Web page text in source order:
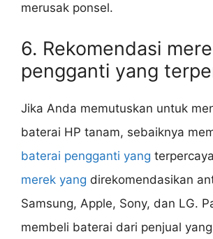
merusak ponsel.
6. Rekomendasi
pengganti yang
Jika Anda memutuskan untuk
baterai HP tanam, sebaiknya
baterai pengganti yang
merek yang direkomendasikan
Samsung, Apple, Sony, dan LG.
membeli baterai dari penjual